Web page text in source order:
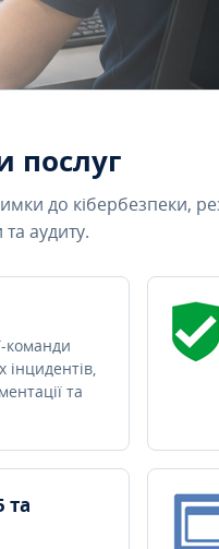
послуг
до кібербезпеки,
аудиту.
команди
інцидентів,
та
та